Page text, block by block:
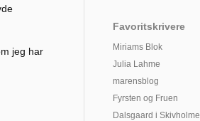
jeg har
Favoritskrivere
Miriams Blok
Julia Lahme
marensblog
Fyrsten og Fruen
Dalsgaard i Skivholme